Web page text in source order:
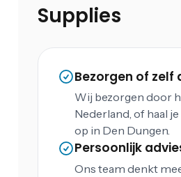
Supplies
Bezorgen of zelf
Wij bezorgen door
Nederland, of haal
op in Den Dungen.
Persoonlijk
Ons team denkt